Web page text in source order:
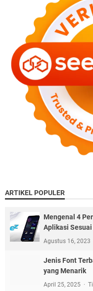
ARTIKEL POPULER
Mengenal 4
Aplikasi
Agustus 16, 2023
Jenis Font
yang Menarik
April 25, 2025